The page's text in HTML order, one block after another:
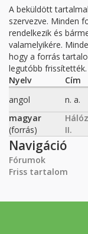
A beküldött
szervezve. Minden
rendelkezik és
valamelyikére.
hogy a forrás
legutóbb frissítették.
Nyelv
Cím
angol
n. a.
magyar
(forrás)
II.
Navigáció
Fórumok
Friss tartalom